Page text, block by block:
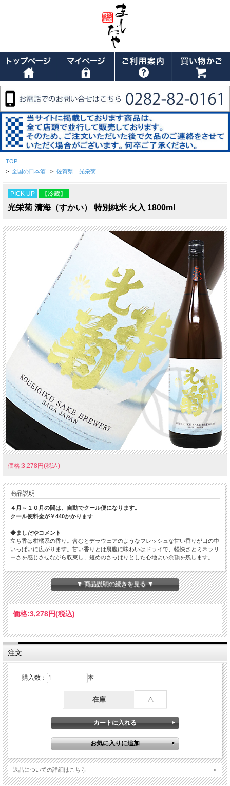
TOP
> 全国の日本酒 > 佐賀県 光栄菊
PICK UP 【冷蔵】
光栄菊 清海（すかい） 特別純米 火入 1800ml
価格:3,278円(税込)
商品説明
４月～１０月の間は、自動でクール便になります。
クール便料金が￥440かかります
◆ましだやコメント
立ち香は柑橘系の香り。含むとデラウェアのようなフレッシュな甘い香りが口の中
いっぱいに広がります。甘い香りとは裏腹に味わいはドライで、軽快さとミネラリ
ーさを感じさせながら収束し、短めのさっぱりとした心地よい余韻を残します。
この商品コンセプトは【プロ向けの扱いやすい商品】です。光栄菊はスポット商品
ばかりで価格もバラバラ、飲食店だと使いにくいという声がありました。そこで定
番商品として、特定名称も表記した本品が開発されました。仕入れの際はご相談い
ただけましたら幸いです。
原材料…米(国産)・米こうじ(国産米)
アミノ酸度…非公開
使用酵母…非公開
アルコール度数…14%
▼ 商品説明の続きを見る ▼
価格:3,278円(税込)
注文
購入数： 本
在庫 △
返品についての詳細はこちら